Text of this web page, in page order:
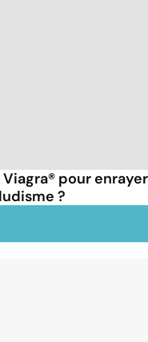
Viagra® pour
?